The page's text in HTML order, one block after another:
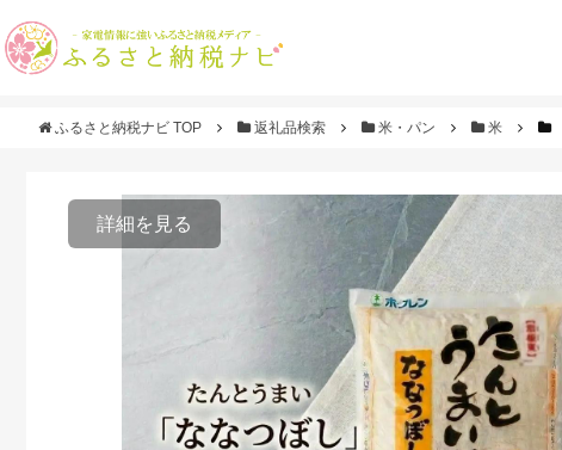
ふるさと納税ナビ TOP 返礼品検索 米・パン 米
詳細を見る